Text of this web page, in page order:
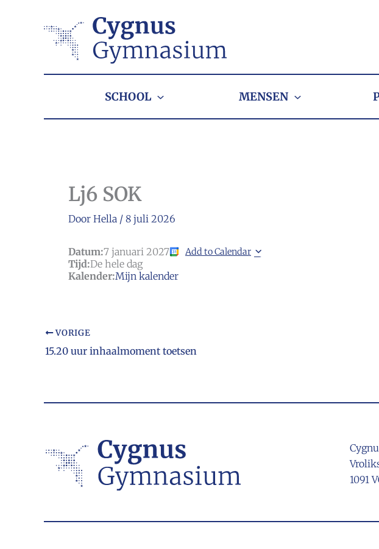
SCHOOL MENSEN
Lj6 SOK
Door Hella / 8 juli 2026
Datum:7 januari 2027 Add to Calendar
Tijd:De hele dag
Kalender:Mijn kalender
VORIGE
15.20 uur inhaalmoment toetsen
1091